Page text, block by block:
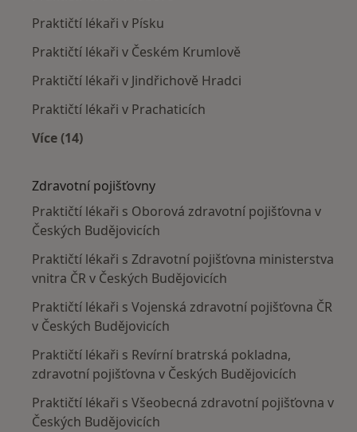
Praktičtí lékaři v Písku
Praktičtí lékaři v Českém Krumlově
Praktičtí lékaři v Jindřichově Hradci
Praktičtí lékaři v Prachaticích
Více (14)
Zdravotní pojišťovny
Praktičtí lékaři s Oborová zdravotní pojišťovna v
Českých Budějovicích
Praktičtí lékaři s Zdravotní pojišťovna ministerstva
vnitra ČR v Českých Budějovicích
Praktičtí lékaři s Vojenská zdravotní pojišťovna ČR
v Českých Budějovicích
Praktičtí lékaři s Revírní bratrská pokladna,
zdravotní pojišťovna v Českých Budějovicích
Praktičtí lékaři s Všeobecná zdravotní pojišťovna v
Českých Budějovicích